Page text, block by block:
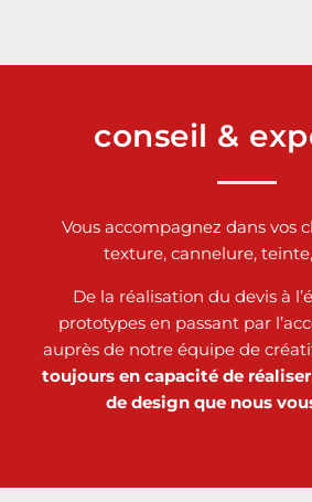
conseil &
Vous accompagnez dans vos
texture, cannelure,
De la réalisation du devis à
prototypes en passant par
auprès de notre équipe de
toujours en capacité de
de design que nous